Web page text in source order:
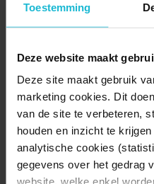
Toestemming
Deze website maakt
Deze site maakt gebruik
marketing cookies. Dit
van de site te verbeteren,
houden en inzicht te
analytische cookies
gegevens over het gedrag
website, welke enkel